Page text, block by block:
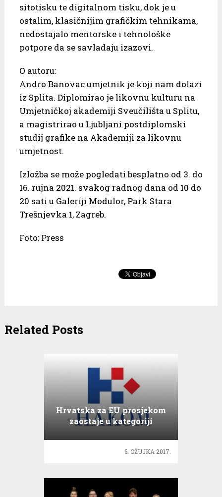
sitotisku te digitalnom tisku, dok je u
ostalim, klasičnijim grafičkim tehnikama,
nedostajalo mentorske i tehnološke
potpore da se savladaju izazovi.
O autoru:
Andro Banovac umjetnik je koji nam dolazi
iz Splita. Diplomirao je likovnu kulturu na
Umjetničkoj akademiji Sveučilišta u Splitu,
a magistrirao u Ljubljani postdiplomski
studij grafike na Akademiji za likovnu
umjetnost.
Izložba se može pogledati besplatno od 3. do
16. rujna 2021. svakog radnog dana od 10 do
20 sati u Galeriji Modulor, Park Stara
Trešnjevka 1, Zagreb.
Foto: Press
Related Posts
Hrvatska za EU prosjekom
zaostaje u kategoriji
6. OŽUJKA 2017.